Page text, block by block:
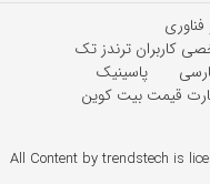
کاربران ترندز تک
پاسینیک
قیمت بیت کوین
All Content by trendstech is